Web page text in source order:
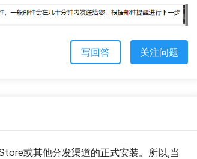
写回答 关注问题
或其他分发渠道的正式安装。所以,当